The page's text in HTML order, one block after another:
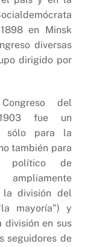
en Minsk
diversas
dirigido por
del
fue un
sólo para la
también para
político de
la división del
mayoría”) y
división en sus
seguidores de